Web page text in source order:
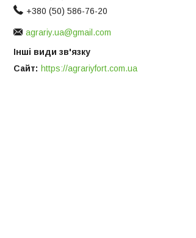
+380 (50) 586-76-20
agrariy.ua@gmail.com
Інші види зв'язку
Сайт
https://agrariyfort.com.ua